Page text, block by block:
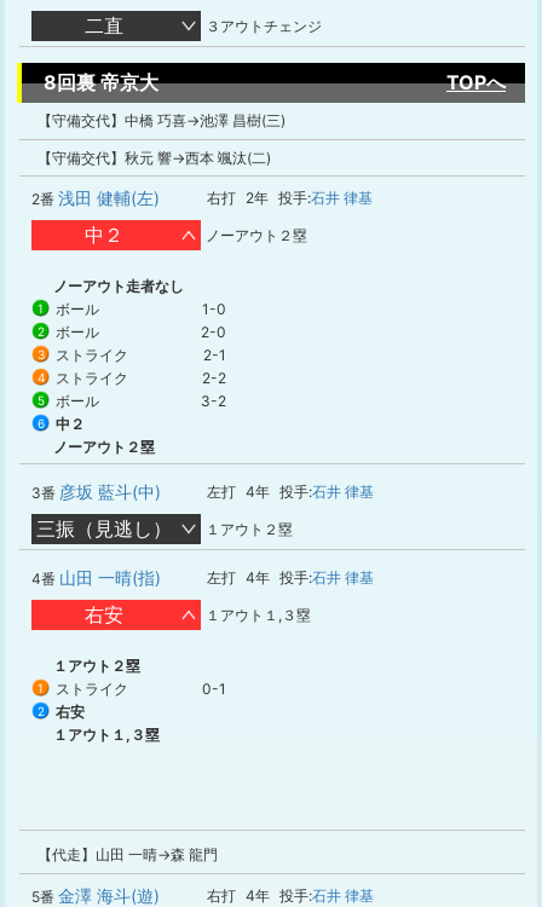
二直 ３アウトチェンジ
8回裏 帝京大 TOPへ
【守備交代】中橋 巧喜→池澤 昌樹(三)
【守備交代】秋元 響→西本 颯汰(二)
2番 浅田 健輔(左) 右打 2年 投手:石井 律基
中２ ノーアウト２塁
ノーアウト走者なし
1 ボール 1-0
2 ボール 2-0
3 ストライク 2-1
4 ストライク 2-2
5 ボール 3-2
6
中２
ノーアウト２塁
3番 彦坂 藍斗(中) 左打 4年 投手:石井 律基
三振（見逃し） １アウト２塁
4番 山田 一晴(指) 左打 4年 投手:石井 律基
右安 １アウト１,３塁
１アウト２塁
1 ストライク 0-1
2
右安
１アウト１,３塁
【代走】山田 一晴→森 龍門
5番 金澤 海斗(遊) 右打 4年 投手:石井 律基